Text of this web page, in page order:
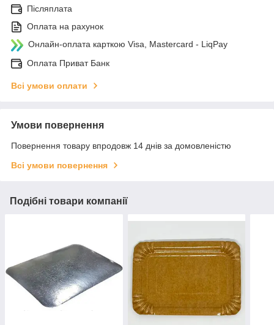
Післяплата
Оплата на рахунок
Онлайн-оплата карткою Visa, Mastercard - LiqPay
Оплата Приват Банк
Всі умови оплати
Умови повернення
Повернення товару впродовж 14 днів за домовленістю
Всі умови повернення
Подібні товари компанії